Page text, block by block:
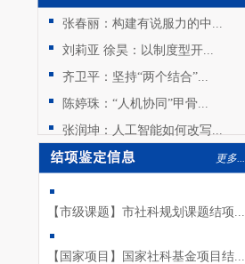
张春丽：构建有说服力的中...
刘莉亚 徐昊：以制度型开...
齐卫平：坚持“两个结合”...
陈婷珠：“人机协同”甲骨...
张润坤：人工智能如何改写...
更多...
【市级课题】市社科规划课题结项...
【国家项目】国家社科基金项目结...